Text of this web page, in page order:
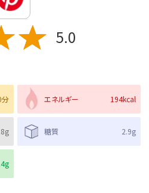
5.0
分 エネルギー 194kcal
糖質 2.9g